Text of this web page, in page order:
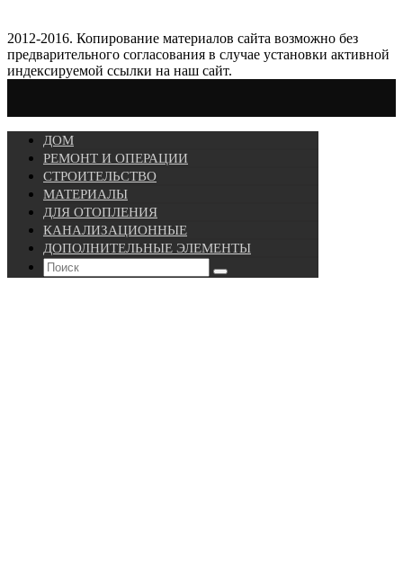
2012-2016. Копирование материалов сайта возможно без
предварительного согласования в случае установки активной
индексируемой ссылки на наш сайт.
ДОМ
РЕМОНТ И ОПЕРАЦИИ
СТРОИТЕЛЬСТВО
МАТЕРИАЛЫ
ДЛЯ ОТОПЛЕНИЯ
КАНАЛИЗАЦИОННЫЕ
ДОПОЛНИТЕЛЬНЫЕ ЭЛЕМЕНТЫ